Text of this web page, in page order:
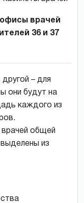
офисы врачей
36 и 37
– для
они будут на
каждого из
общей
выделены из